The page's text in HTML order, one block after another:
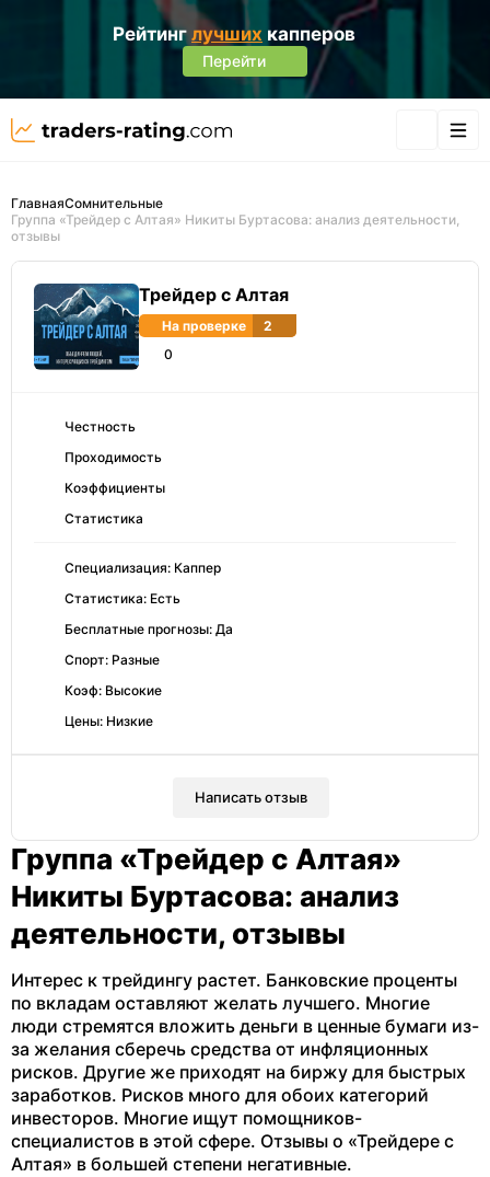
Рейтинг лучших капперов
Перейти
ГлавнаяСомнительные
Группа «Трейдер с Алтая» Никиты Буртасова: анализ деятельности,
отзывы
Трейдер с Алтая
На проверке
2
0
Честность
Проходимость
Коэффициенты
Статистика
Специализация: Каппер
Статистика: Есть
Бесплатные прогнозы: Да
Спорт: Разные
Коэф: Высокие
Цены: Низкие
Написать отзыв
Группа «Трейдер с Алтая»
Никиты Буртасова: анализ
деятельности, отзывы
Интерес к трейдингу растет. Банковские проценты
по вкладам оставляют желать лучшего. Многие
люди стремятся вложить деньги в ценные бумаги из-
за желания сберечь средства от инфляционных
рисков. Другие же приходят на биржу для быстрых
заработков. Рисков много для обоих категорий
инвесторов. Многие ищут помощников-
специалистов в этой сфере. Отзывы о «Трейдере с
Алтая» в большей степени негативные.